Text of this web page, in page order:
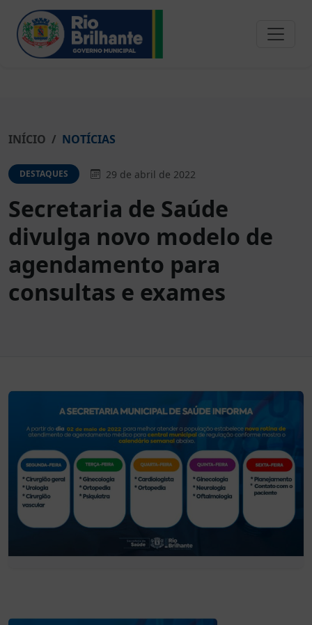
INÍCIO NOTÍCIAS
DESTAQUES 29 de abril de 2022
Secretaria de Saúde
divulga novo modelo de
agendamento para
consultas e exames